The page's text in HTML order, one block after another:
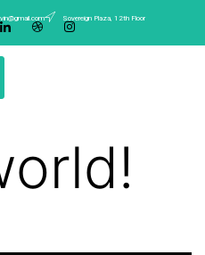
Sovereign Plaza, 12th Floor